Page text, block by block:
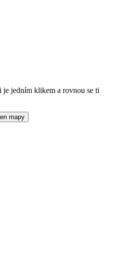
je jedním klikem a rovnou se ti
mapy